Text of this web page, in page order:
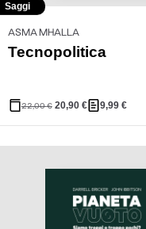
Saggi
ASMA MHALLA
Tecnopolitica
22,00€ 20,90 € 9,99€